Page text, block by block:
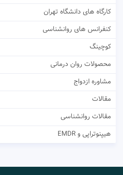
کارگاه های دانشگاه تهران
کنفرانس های روانشناسی
کوچینگ
محصولات روان درمانی
مشاوره ازدواج
مقالات
مقالات روانشناسی
هیپنوتراپی و EMDR